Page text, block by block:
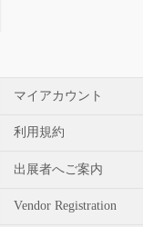
マイアカウント
利用規約
出展者へご案内
Vendor Registration